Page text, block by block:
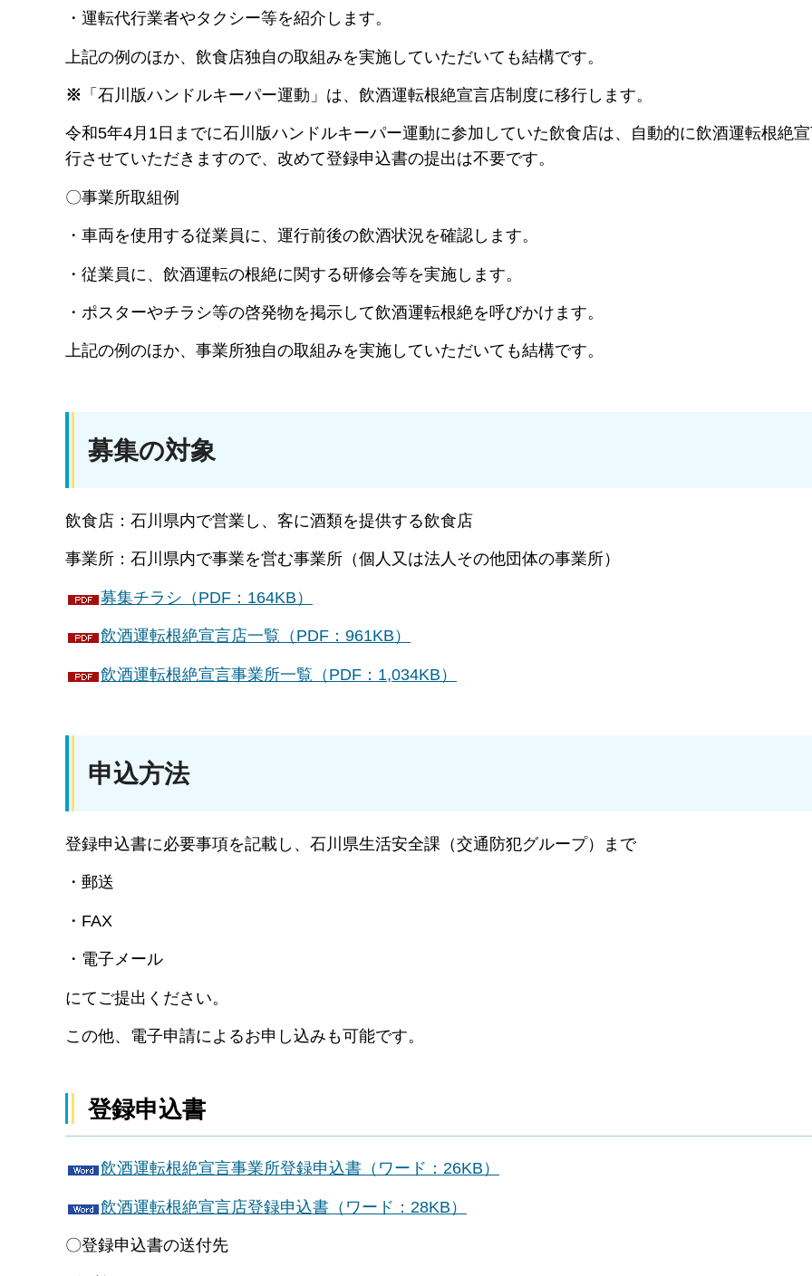
・運転代行業者やタクシー等を紹介します。
上記の例のほか、飲食店独自の取組みを実施していただいても結構です。
※ 「石川版ハンドルキーパー運動」は、飲酒運転根絶宣言店制度に移行します。
令和5年4月1日までに石川版ハンドルキーパー運動に参加していた飲食店は、自動的に飲酒運転根絶
行させていただきますので、改めて登録申込書の提出は不要です。
〇事業所取組例
・車両を使用する従業員に、運行前後の飲酒状況を確認します。
・従業員に、飲酒運転の根絶に関する研修会等を実施します。
・ポスターやチラシ等の啓発物を掲示して飲酒運転根絶を呼びかけます。
上記の例のほか、事業所独自の取組みを実施していただいても結構です。
募集の対象
飲食店：石川県内で営業し、客に酒類を提供する飲食店
事業所：石川県内で事業を営む事業所（個人又は法人その他団体の事業所）
募集チラシ（PDF：164KB）
飲酒運転根絶宣言店一覧（PDF：961KB）
飲酒運転根絶宣言事業所一覧（PDF：1,034KB）
申込方法
登録申込書に必要事項を記載し、石川県生活安全課（交通防犯グループ）まで
・郵送
・FAX
・電子メール
にてご提出ください。
この他、電子申請によるお申し込みも可能です。
登録申込書
飲酒運転根絶宣言事業所登録申込書（ワード：26KB）
飲酒運転根絶宣言店登録申込書（ワード：28KB）
〇登録申込書の送付先